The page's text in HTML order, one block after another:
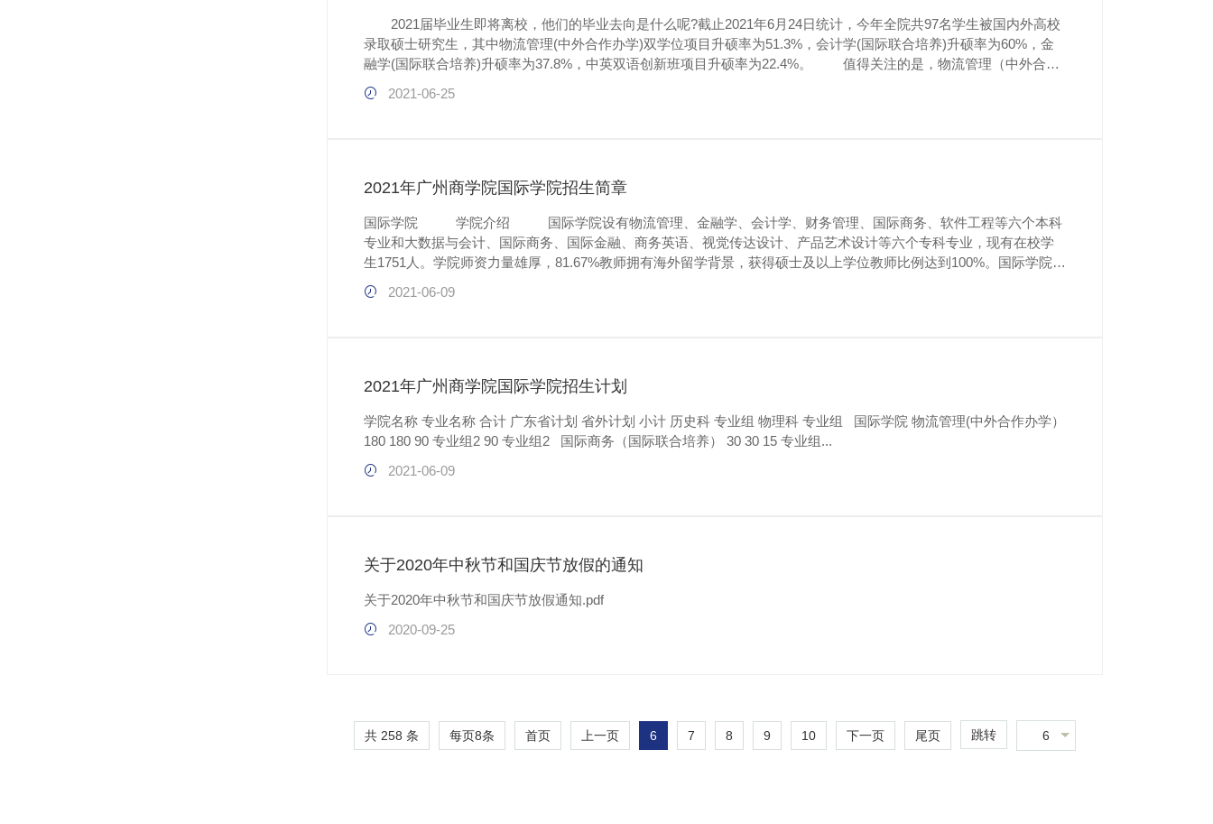
2021届毕业生即将离校，他们的毕业去向是什么呢?截止2021年6月24日统计，今年全院共97名学生被国内外高校
录取硕士研究生，其中物流管理(中外合作办学)双学位项目升硕率为51.3%，会计学(国际联合培养)升硕率为60%，金
融学(国际联合培养)升硕率为37.8%，中英双语创新班项目升硕率为22.4%。 值得关注的是，物流管理（中外合作
办学）双学位项目升硕学生中有80%被2021QS世界排名前100院校录取。 国际学院升硕学生刻苦努力学习和付出
了辛勤汗水，同时也离不开全院师生长期...
2021-06-25
2021年广州商学院国际学院招生简章
国际学院 学院介绍 国际学院设有物流管理、金融学、会计学、财务管理、国际商务、软件工程等六个本科
专业和大数据与会计、国际商务、国际金融、商务英语、视觉传达设计、产品艺术设计等六个专科专业，现有在校学
生1751人。学院师资力量雄厚，81.67%教师拥有海外留学背景，获得硕士及以上学位教师比例达到100%。国际学院依
托学校良好的办学条件、丰富的国际教育资源和高素质的师资及项目管理团队，与美、英、澳、加、德、日等国三十
余所世界名校合作，通过中外合作办学项目（与澳...
2021-06-09
2021年广州商学院国际学院招生计划
学院名称 专业名称 合计 广东省计划 省外计划 小计 历史科 专业组 物理科 专业组 国际学院 物流管理(中外合作办学）
180 180 90 专业组2 90 专业组2 国际商务（国际联合培养） 30 30 15 专业组...
2021-06-09
关于2020年中秋节和国庆节放假的通知
关于2020年中秋节和国庆节放假通知.pdf
2020-09-25
共 258 条 每页8条 首页 上一页 6 7 8 9 10 下一页 尾页 跳转 6